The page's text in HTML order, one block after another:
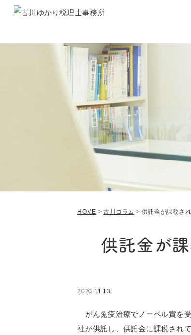
HOME >古川コラム >供託金が課税さ
供託金が
2020.11.13
がん免疫治療でノーベル賞を
社が供託し、供託金に課税され